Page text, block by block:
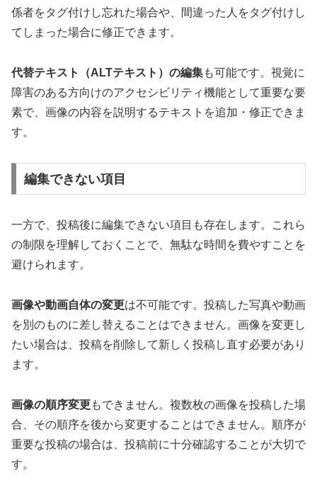
係者をタグ付けし忘れた場合や、間違った人をタグ付けし
てしまった場合に修正できます。
代替テキスト（ALTテキスト）の編集も可能です。視覚に
障害のある方向けのアクセシビリティ機能として重要な要
素で、画像の内容を説明するテキストを追加・修正できま
す。
編集できない項目
一方で、投稿後に編集できない項目も存在します。これら
の制限を理解しておくことで、無駄な時間を費やすことを
避けられます。
画像や動画自体の変更は不可能です。投稿した写真や動画
を別のものに差し替えることはできません。画像を変更し
たい場合は、投稿を削除して新しく投稿し直す必要があり
ます。
画像の順序変更もできません。複数枚の画像を投稿した場
合、その順序を後から変更することはできません。順序が
重要な投稿の場合は、投稿前に十分確認することが大切で
す。